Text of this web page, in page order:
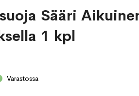
Sääri
1 kpl
Varastossa